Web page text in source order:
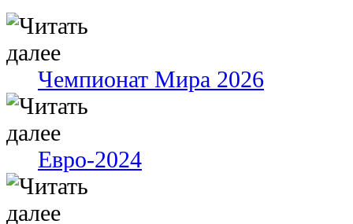
Чемпионат Мира 2026
Евро-2024